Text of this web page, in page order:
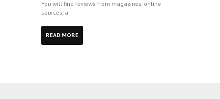
You will find reviews from magazines, online
sources, a
READ MORE